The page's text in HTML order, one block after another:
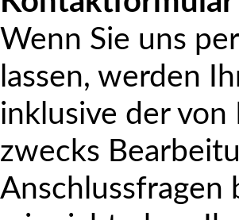
Wenn Sie uns
lassen, werden
inklusive der
zwecks
Anschlussfragen